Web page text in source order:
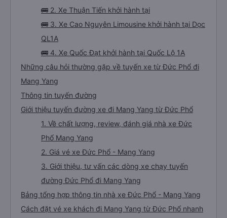
🚌 2. Xe Thuận Tiến khởi hành tại
🚌 3. Xe Cao Nguyên Limousine khởi hành tại Dọc
QL1A
🚌 4. Xe Quốc Đạt khởi hành tại Quốc Lộ 1A
Những câu hỏi thường gặp về tuyến xe từ Đức Phổ đi
Mang Yang
Thông tin tuyến đường
Giới thiệu tuyến đường xe đi Mang Yang từ Đức Phổ
1. Về chất lượng, review, đánh giá nhà xe Đức
Phổ Mang Yang
2. Giá vé xe Đức Phổ - Mang Yang
3. Giới thiệu, tư vấn các dòng xe chạy tuyến
đường Đức Phổ đi Mang Yang
Bảng tổng hợp thông tin nhà xe Đức Phổ - Mang Yang
Cách đặt vé xe khách đi Mang Yang từ Đức Phổ nhanh